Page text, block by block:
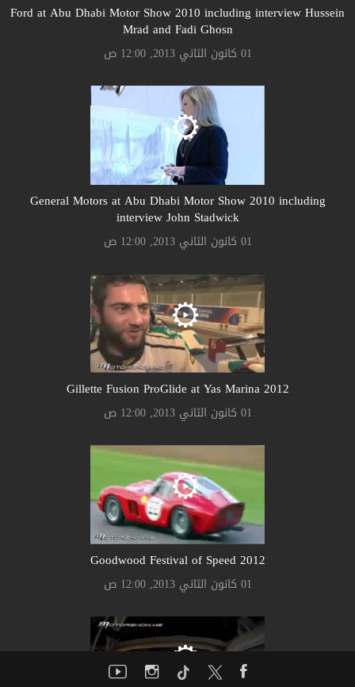
Ford at Abu Dhabi Motor Show 2010 including interview Hussein
Mrad and Fadi Ghosn
01 كانون الثاني 2013, 12:00 ص
General Motors at Abu Dhabi Motor Show 2010 including
interview John Stadwick
01 كانون الثاني 2013, 12:00 ص
Gillette Fusion ProGlide at Yas Marina 2012
01 كانون الثاني 2013, 12:00 ص
Goodwood Festival of Speed 2012
01 كانون الثاني 2013, 12:00 ص